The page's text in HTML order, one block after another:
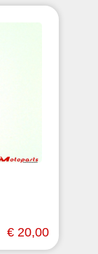
€ 20,00